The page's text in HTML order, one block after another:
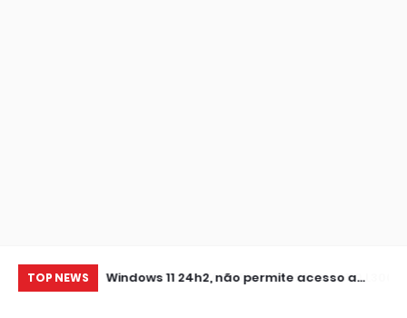
TOP NEWS
Windows 11 24h2, não permite acesso a
RESET ALMOFADA EPSON L355 L210 L110 L300